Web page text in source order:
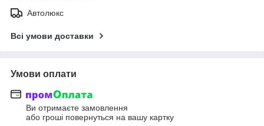
Автолюкс
Всі умови доставки
Умови оплати
Ви отримаєте замовлення
або гроші повернуться на вашу картку